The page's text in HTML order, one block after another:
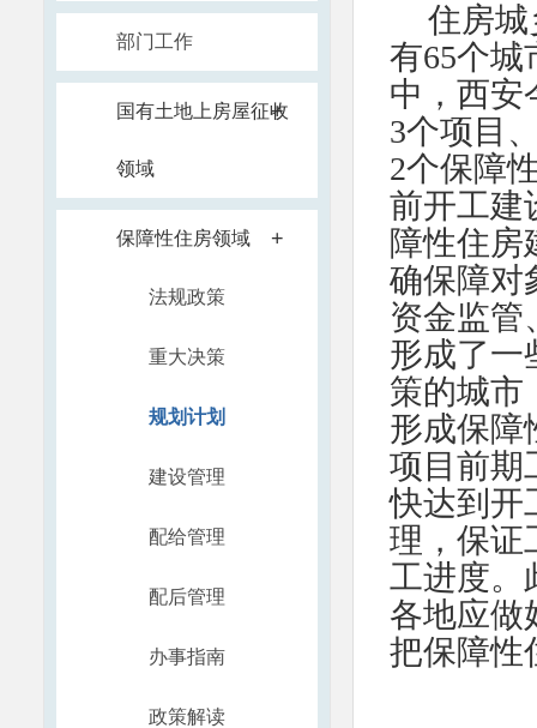
部门工作
国有土地上房屋征收
领域
+
保障性住房领域 +
法规政策
重大决策
规划计划
建设管理
配给管理
配后管理
办事指南
政策解读
住房城
有65个城
中，西安
3个项目
2个保障
前开工建
障性住房
确保障对
资金监管
形成了一
策的城市
形成保障
项目前期
快达到开
理，保证
工进度。
各地应做
把保障性